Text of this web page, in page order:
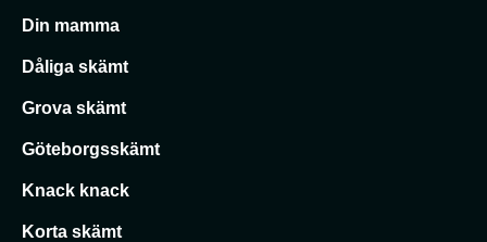
Din mamma
Dåliga skämt
Grova skämt
Göteborgsskämt
Knack knack
Korta skämt